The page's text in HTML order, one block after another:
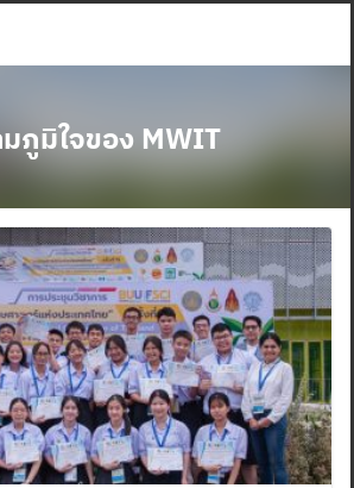
ภูมิใจของ MWIT